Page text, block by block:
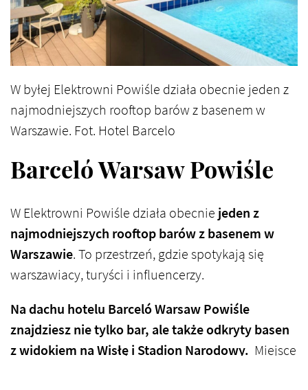
W byłej Elektrowni Powiśle działa obecnie jeden z
najmodniejszych rooftop barów z basenem w
Warszawie. Fot. Hotel Barcelo
Barceló Warsaw Powiśle
W Elektrowni Powiśle działa obecnie jeden z
najmodniejszych rooftop barów z basenem w
Warszawie. To przestrzeń, gdzie spotykają się
warszawiacy, turyści i influencerzy.
Na dachu hotelu Barceló Warsaw Powiśle
znajdziesz nie tylko bar, ale także odkryty basen
z widokiem na Wisłę i Stadion Narodowy. Miejsce